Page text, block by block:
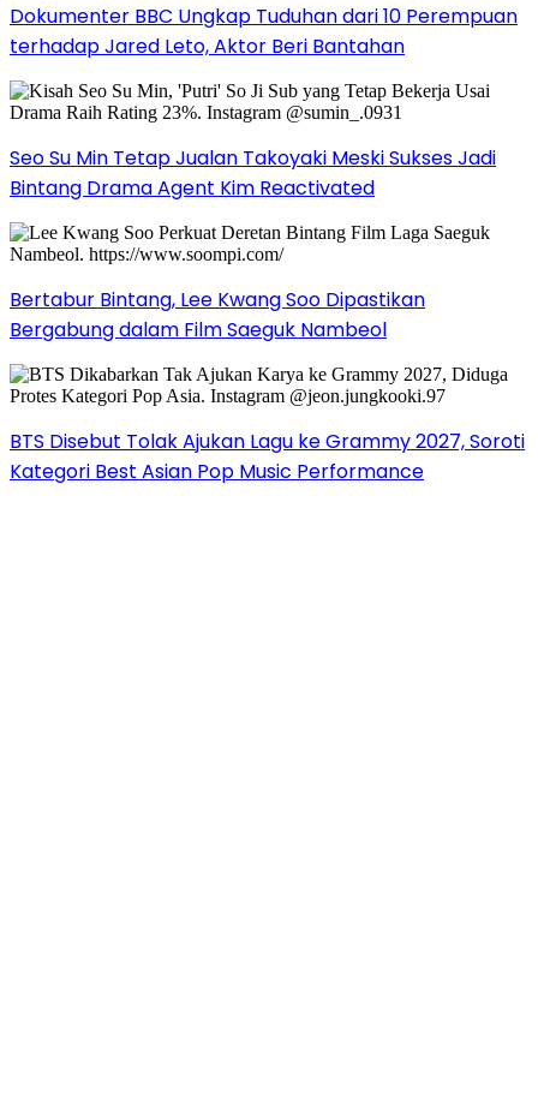
Dokumenter BBC Ungkap Tuduhan dari 10 Perempuan
terhadap Jared Leto, Aktor Beri Bantahan
Seo Su Min Tetap Jualan Takoyaki Meski Sukses Jadi
Bintang Drama Agent Kim Reactivated
Bertabur Bintang, Lee Kwang Soo Dipastikan
Bergabung dalam Film Saeguk Nambeol
BTS Disebut Tolak Ajukan Lagu ke Grammy 2027, Soroti
Kategori Best Asian Pop Music Performance